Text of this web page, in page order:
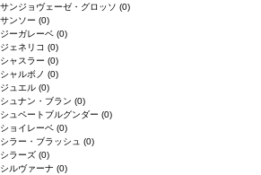
サンジョヴェーゼ・グロッソ (0)
サンソー (0)
ジーガレーベ (0)
ジェネリコ (0)
シャスラー (0)
シャルボノ (0)
ジュエル (0)
シュナン・ブラン (0)
シュペートブルグンダー (0)
ショイレーベ (0)
シラー・ブラッシュ (0)
シラーズ (0)
シルヴァーナ (0)